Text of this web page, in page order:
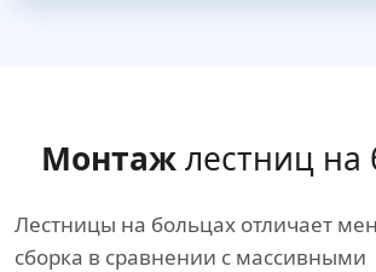
Монтажлестниц на
Лестницы на больцах отличает
сборка в сравнении с массивными